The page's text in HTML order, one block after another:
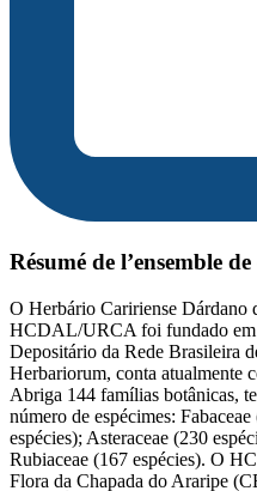
Résumé de l’ensemble
O Herbário Caririense Dárdano
HCDAL/URCA foi fundado em
Depositário da Rede Brasileira
Herbariorum, conta atualmente
Abriga 144 famílias botânicas,
número de espécimes:
espécies); Asteraceae (230
Rubiaceae (167 espécies). O
Flora da Chapada do Araripe